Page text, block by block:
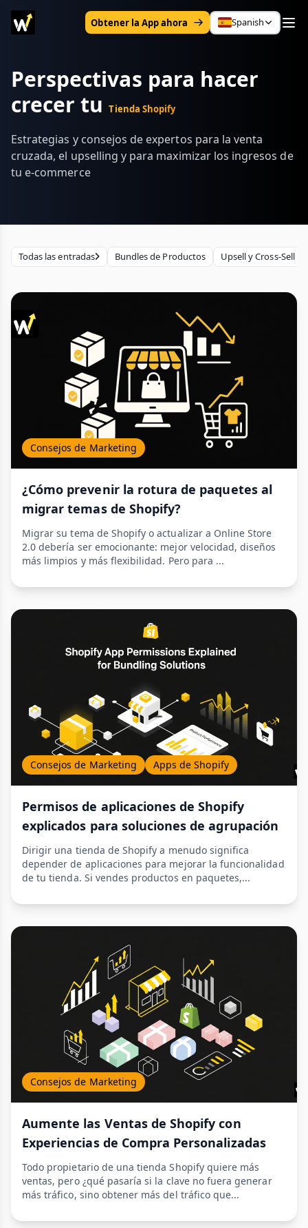
Obtener la App ahora Spanish
Perspectivas para hacer
crecer tuTienda Shopify
Estrategias y consejos de expertos para la venta
cruzada, el upselling y para maximizar los ingresos de
tu e-commerce
Todas las entradas Bundles de Productos Upsell y Cross-Sell
Consejos de Marketing
¿Cómo prevenir la rotura de paquetes al
migrar temas de Shopify?
Migrar su tema de Shopify o actualizar a Online Store
2.0 debería ser emocionante: mejor velocidad, diseños
más limpios y más flexibilidad. Pero para ...
Consejos de Marketing Apps de Shopify
Permisos de aplicaciones de Shopify
explicados para soluciones de agrupación
Dirigir una tienda de Shopify a menudo significa
depender de aplicaciones para mejorar la funcionalidad
de tu tienda. Si vendes productos en paquetes,...
Consejos de Marketing
Aumente las Ventas de Shopify con
Experiencias de Compra Personalizadas
Todo propietario de una tienda Shopify quiere más
ventas, pero ¿qué pasaría si la clave no fuera generar
más tráfico, sino obtener más del tráfico que...